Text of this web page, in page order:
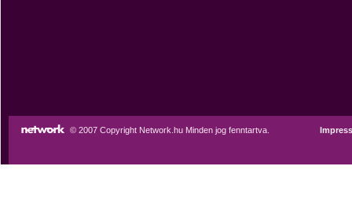
© 2007 Copyright Network.hu Minden jog fenntartva.